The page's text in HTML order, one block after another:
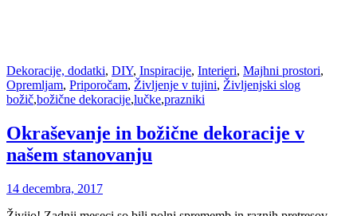
Dekoracije, dodatki, DIY, Inspiracije, Interieri, Majhni prostori,
Opremljam, Priporočam, Življenje v tujini, Življenjski slog
božič,božične dekoracije,lučke,prazniki
Okraševanje in božične dekoracije v
našem stanovanju
14 decembra, 2017